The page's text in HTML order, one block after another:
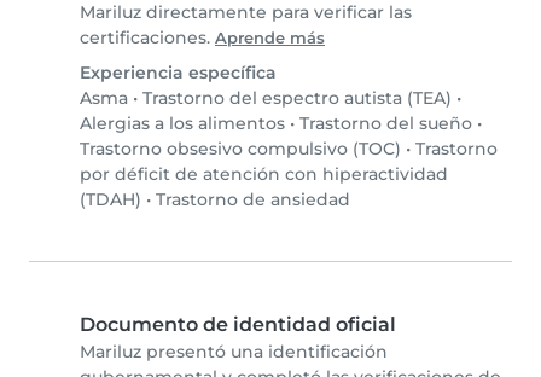
Mariluz directamente para verificar las
certificaciones. Aprende más
Experiencia específica
Asma • Trastorno del espectro autista (TEA) •
Alergias a los alimentos • Trastorno del sueño •
Trastorno obsesivo compulsivo (TOC) • Trastorno
por déficit de atención con hiperactividad
(TDAH) • Trastorno de ansiedad
Documento de identidad oficial
Mariluz presentó una identificación